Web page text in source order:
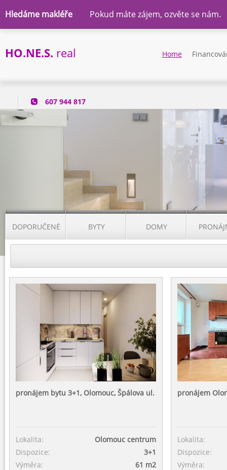
Hledáme makléře Pokud máte zájem, ozvěte se nám.
HO.NE.S. real Home
607 944 817
DOPORUČENÉ BYTY DOMY
pronájem bytu 3+1, Olomouc, Špálova ul.
Lokalita:
Olomouc centrum
Dispozice:
3+1
Výměra:
61 m2
pronájem
Lokalita:
Dispozice:
Výměra: